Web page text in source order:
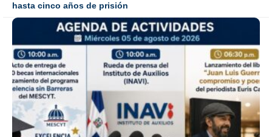
hasta cinco años de prisión